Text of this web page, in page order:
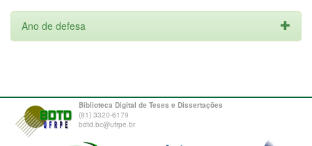
Ano de defesa
Biblioteca Digital de Teses e Dissertações
(81) 3320-6179
bdtd.bc@ufrpe.br